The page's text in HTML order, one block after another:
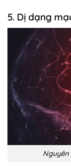
5. Dị dạng
Nguyên